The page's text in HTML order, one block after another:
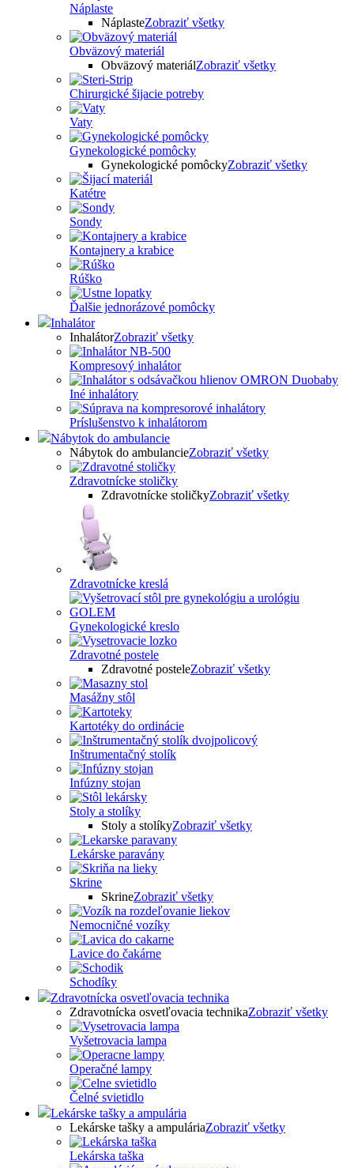
Náplaste
NáplasteZobraziť všetky
Obväzový materiál
Obväzový materiálZobraziť všetky
Chirurgické šijacie potreby
Vaty
Gynekologické pomôcky
Gynekologické pomôckyZobraziť všetky
Katétre
Sondy
Kontajnery a krabice
Rúško
Ďalšie jednorázové pomôcky
Inhalátor
InhalátorZobraziť všetky
Kompresový inhalátor
Iné inhalátory
Príslušenstvo k inhalátorom
Nábytok do ambulancie
Nábytok do ambulancieZobraziť všetky
Zdravotnícke stoličky
Zdravotnícke stoličkyZobraziť všetky
Zdravotnícke kreslá
Gynekologické kreslo
Zdravotné postele
Zdravotné posteleZobraziť všetky
Masážny stôl
Kartotéky do ordinácie
Inštrumentačný stolík
Infúzny stojan
Stoly a stolíky
Stoly a stolíkyZobraziť všetky
Lekárske paravány
Skrine
SkrineZobraziť všetky
Nemocničné vozíky
Lavice do čakárne
Schodíky
Zdravotnícka osvetľovacia technika
Zdravotnícka osvetľovacia technikaZobraziť všetky
Vyšetrovacia lampa
Operačné lampy
Čelné svietidlo
Lekárske tašky a ampulária
Lekárske tašky a ampuláriaZobraziť všetky
Lekárska taška